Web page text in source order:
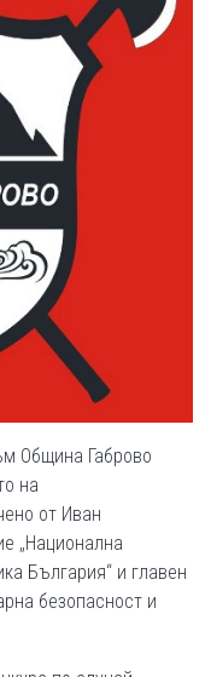
Община Габрово
на
от Иван
„Национална
България“ и главен
безопасност и